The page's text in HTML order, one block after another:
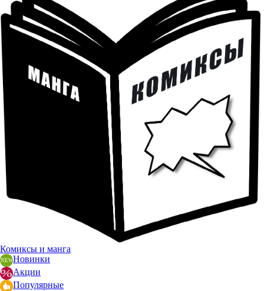
Комиксы и манга
Новинки
Акции
Популярные